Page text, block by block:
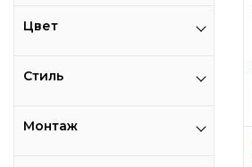
Цвет
Стиль
Монтаж